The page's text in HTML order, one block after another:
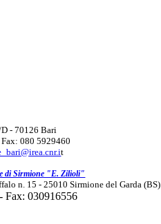
- 70126 Bari
080 5929460
t
di Sirmione "E. Zilioli"
n. 15 - 25010 Sirmione del Garda (BS)
Fax: 030916556